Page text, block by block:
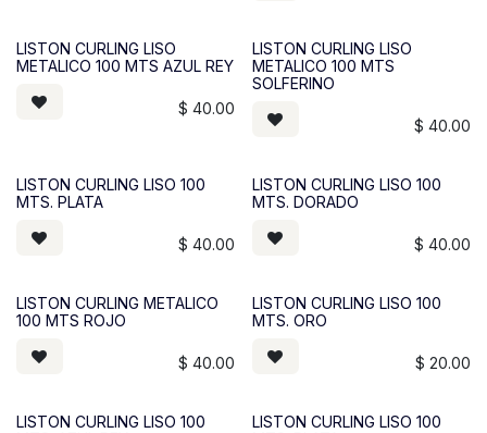
LISTON CURLING LISO
METALICO 100 MTS AZUL REY
$ 40.00
LISTON CURLING LISO
METALICO 100 MTS
SOLFERINO
$ 40.00
LISTON CURLING LISO 100
MTS. PLATA
$ 40.00
LISTON CURLING LISO 100
MTS. DORADO
$ 40.00
LISTON CURLING METALICO
100 MTS ROJO
$ 40.00
LISTON CURLING LISO 100
MTS. ORO
$ 20.00
LISTON CURLING LISO 100
LISTON CURLING LISO 100